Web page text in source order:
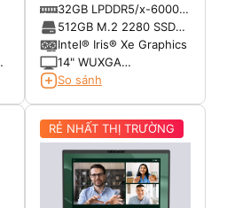
12T, up to 3.9GHz,
12MB Cache)
32GB LPDDR5/x-6000
soldered memory, not
upgradable
512GB M.2 2280 SSD
PCIe® NVMe®, PCIe®
4.0
Intel® Iris® Xe Graphics
14" WUXGA
(1920x1200), Multi-
1000:1, 100% sRGB
So sánh
RẺ NHẤT THỊ TRƯỜNG